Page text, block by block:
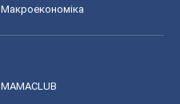
Макроекономіка
MAMACLUB